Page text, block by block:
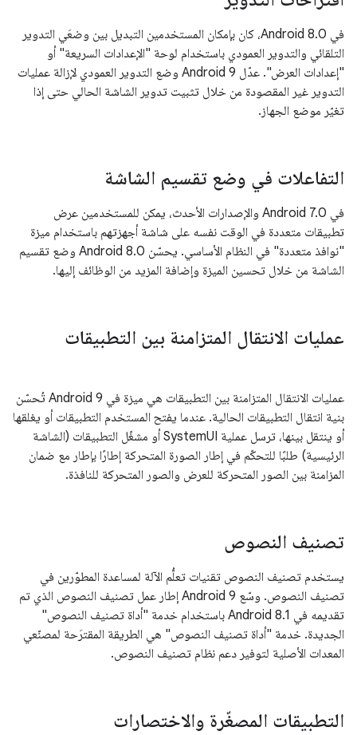
في Android 8.0، كان بإمكان المستخدمين التبديل بين وضعَي التدوير
التلقائي والتدوير العمودي باستخدام لوحة "الإعدادات السريعة" أو
"إعدادات العرض". عدّل Android 9 وضع التدوير العمودي لإزالة عمليات
التدوير غير المقصودة من خلال تثبيت تدوير الشاشة الحالي حتى إذا
تغيّر موضع الجهاز.
التفاعلات في وضع تقسيم الشاشة
في Android 7.0 والإصدارات الأحدث، يمكن للمستخدمين عرض
تطبيقات متعددة في الوقت نفسه على شاشة أجهزتهم باستخدام ميزة
"نوافذ متعددة" في النظام الأساسي. يحسّن Android 8.0 وضع تقسيم
الشاشة من خلال تحسين الميزة وإضافة المزيد من الوظائف إليها.
عمليات الانتقال المتزامنة بين التطبيقات
عمليات الانتقال المتزامنة بين التطبيقات هي ميزة في Android 9 تُحسّن
بنية انتقال التطبيقات الحالية. عندما يفتح المستخدم التطبيقات أو يغلقها
أو ينتقل بينها، ترسل عملية SystemUI أو مشغّل التطبيقات (الشاشة
الرئيسية) طلبًا للتحكّم في إطار الصورة المتحركة إطارًا بإطار مع ضمان
المزامنة بين الصور المتحركة للعرض والصور المتحركة للنافذة.
تصنيف النصوص
يستخدم تصنيف النصوص تقنيات تعلُّم الآلة لمساعدة المطوّرين في
تصنيف النصوص. وسّع Android 9 إطار عمل تصنيف النصوص الذي تم
تقديمه في Android 8.1 باستخدام خدمة "أداة تصنيف النصوص"
الجديدة. خدمة "أداة تصنيف النصوص" هي الطريقة المقترَحة لمصنّعي
المعدات الأصلية لتوفير دعم نظام تصنيف النصوص.
التطبيقات المصغّرة والاختصارات